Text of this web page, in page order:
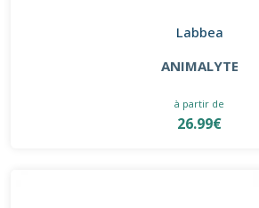
Labbea
ANIMALYTE
à partir de
26.99€